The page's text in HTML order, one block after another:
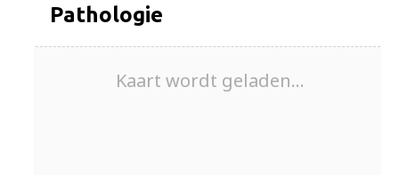
Pathologie
Kaart wordt geladen...